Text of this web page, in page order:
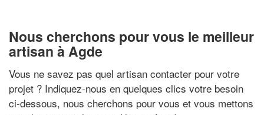
Nous cherchons pour vous le meilleur
artisan à Agde
Vous ne savez pas quel artisan contacter pour votre
projet ? Indiquez-nous en quelques clics votre besoin
ci-dessous, nous cherchons pour vous et vous mettons